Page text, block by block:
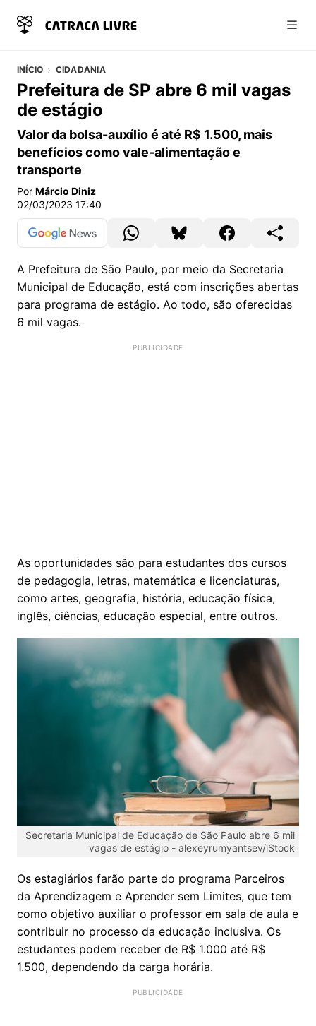
INÍCIO CIDADANIA
Prefeitura de SP abre 6 mil vagas
de estágio
Valor da bolsa-auxílio é até R$ 1.500, mais
benefícios como vale-alimentação e
transporte
Por Márcio Diniz
02/03/2023 17:40
A Prefeitura de São Paulo, por meio da Secretaria
Municipal de Educação, está com inscrições abertas
para programa de estágio. Ao todo, são oferecidas
6 mil vagas.
As oportunidades são para estudantes dos cursos
de pedagogia, letras, matemática e licenciaturas,
como artes, geografia, história, educação física,
inglês, ciências, educação especial, entre outros.
Secretaria Municipal de Educação de São Paulo abre 6 mil
vagas de estágio - alexeyrumyantsev/iStock
Os estagiários farão parte do programa Parceiros
da Aprendizagem e Aprender sem Limites, que tem
como objetivo auxiliar o professor em sala de aula e
contribuir no processo da educação inclusiva. Os
estudantes podem receber de R$ 1.000 até R$
1.500, dependendo da carga horária.